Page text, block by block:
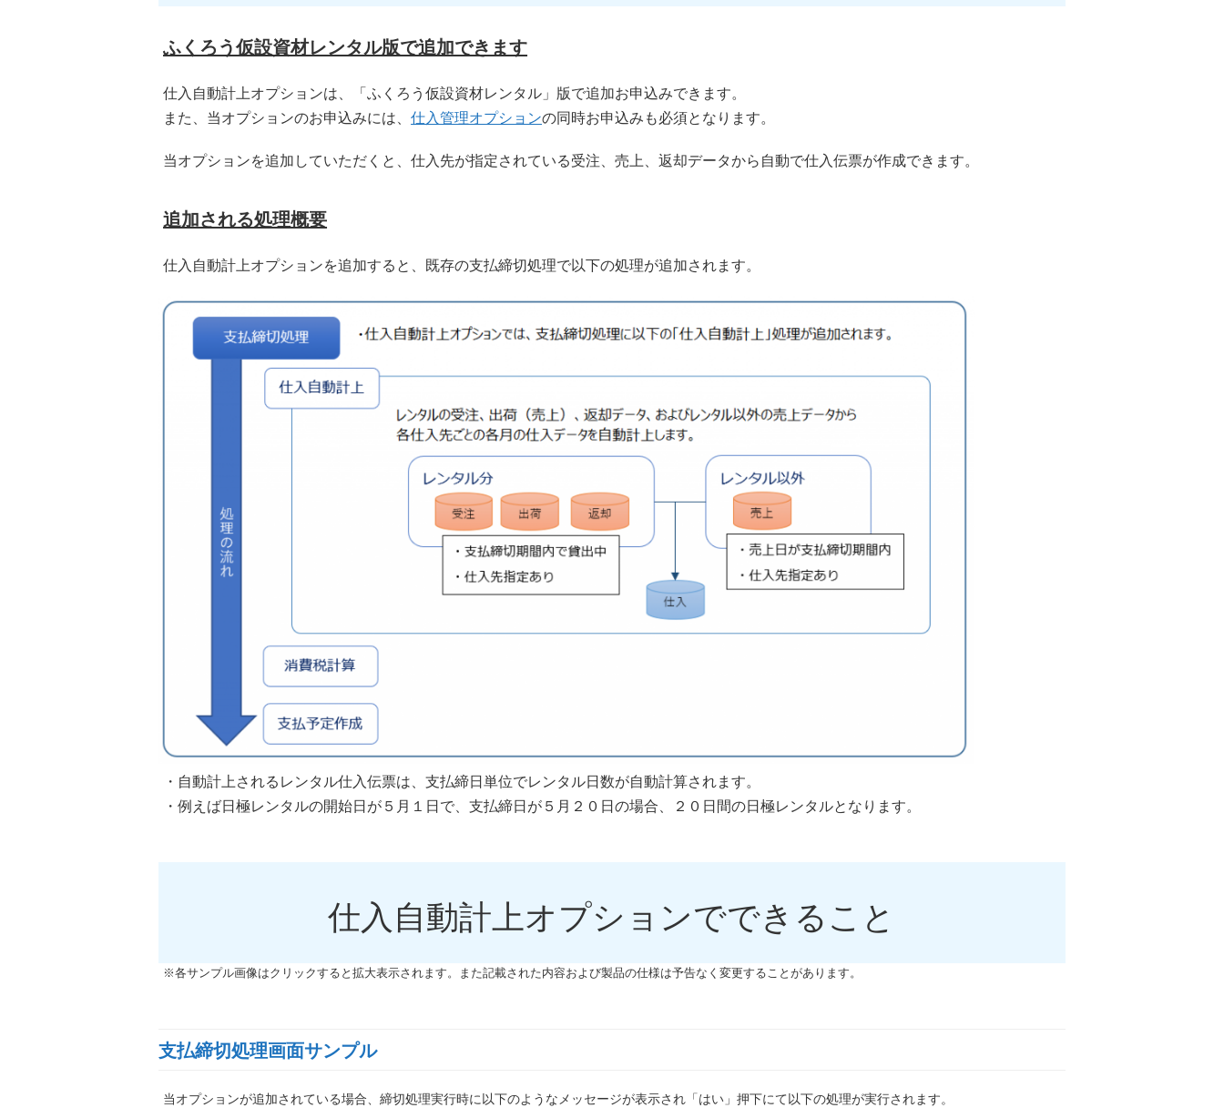
ふくろう仮設資材レンタル版で追加できます
仕入自動計上オプションは、「ふくろう仮設資材レンタル」版で追加お申込みできます。
また、当オプションのお申込みには、仕入管理オプションの同時お申込みも必須となります。
当オプションを追加していただくと、仕入先が指定されている受注、売上、返却データから自動で仕入伝票が作成できます。
追加される処理概要
仕入自動計上オプションを追加すると、既存の支払締切処理で以下の処理が追加されます。
・自動計上されるレンタル仕入伝票は、支払締日単位でレンタル日数が自動計算されます。
・例えば日極レンタルの開始日が５月１日で、支払締日が５月２０日の場合、２０日間の日極レンタルとなります。
仕入自動計上オプションでできること
※各サンプル画像はクリックすると拡大表示されます。また記載された内容および製品の仕様は予告なく変更することがあります。
支払締切処理画面サンプル
当オプションが追加されている場合、締切処理実行時に以下のようなメッセージが表示され「はい」押下にて以下の処理が実行されます。